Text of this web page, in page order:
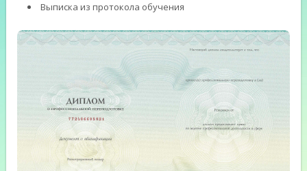
Выписка из протокола обучения